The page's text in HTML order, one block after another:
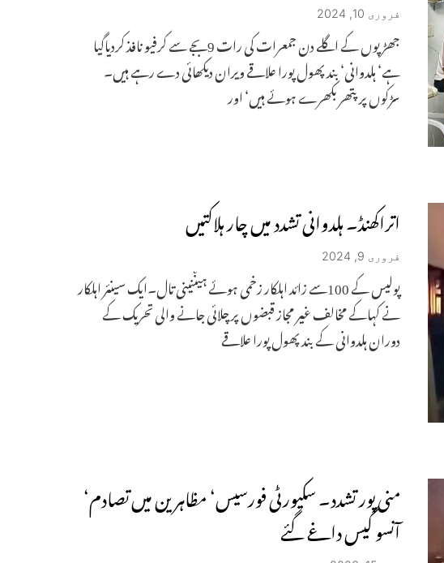
فروری 10, 2024
جھڑپوں کے اگلے دن جمعرات کی رات 9بجے سے کرفیو نافذ کردیاگیا
ہے‘ ہلدوانی‘ بند پھول پورا علاقے ویران دیکھائی دے رہے ہیں۔
سڑکوں پر پتھر بکھرے ہوئے ہیں‘ اور
اتراکھنڈ۔ ہلدوانی تشدد میں چار ہلاکتیں
فروری 9, 2024
پولیس کے 100سے زائد اہلکار زخمی ہوئے ہیںنینی تال۔ایک سینئر اہلکار
نے کہاکے مخالف غیر مجاز قبضوں پر چلائی جانے والی تحریک کے
دوران ہلدوانی کے بند پھول پورا علاقے
منی پور تشدد۔ سکیورٹی فورسیس‘ مظاہرین میں تصادم‘
آنسو گیس داغے گئے